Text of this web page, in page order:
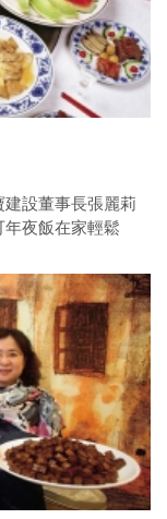
設董事長張麗莉
夜飯在家輕鬆
是她一年當中最
團聚，並以扎實